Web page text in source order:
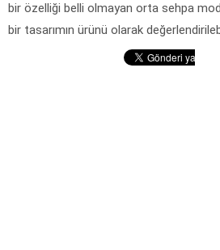
bir özelliği belli olmayan orta sehpa
bir tasarımın ürünü olarak